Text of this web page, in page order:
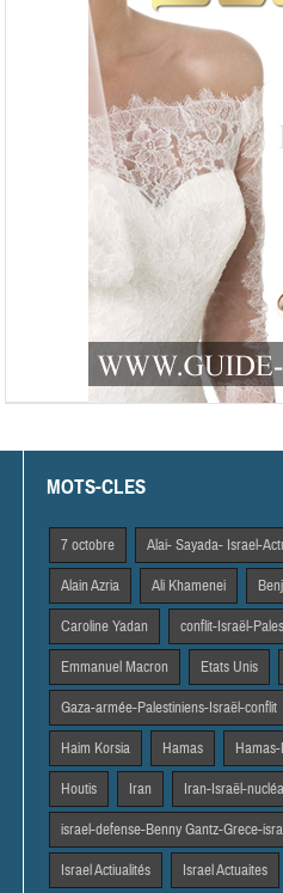
MOTS-CLES
7 octobre Alai- Sayada- Israel-
Alain Azria Ali Khamenei
Caroline Yadan conflit-Israël-
Emmanuel Macron Etats Unis
Gaza-armée-Palestiniens-Israël-conflit
Haim Korsia Hamas
Houtis Iran Iran-Israël-
israel-defense-Benny Gantz-Grece-
Israel Actiualités Israel Actuaites